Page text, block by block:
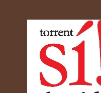
HOMENAJE
A
JORDI
Y
A
TODOS
LOS